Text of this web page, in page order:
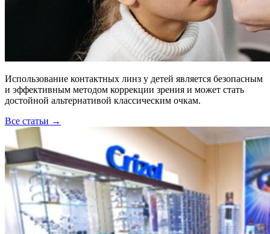
Использование контактных линз у детей является безопасным
и эффективным методом коррекции зрения и может стать
достойной альтернативой классическим очкам.
Все статьи →